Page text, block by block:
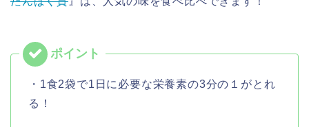
・1食2袋で1日に必要な栄養素の3分の１がとれ
る！